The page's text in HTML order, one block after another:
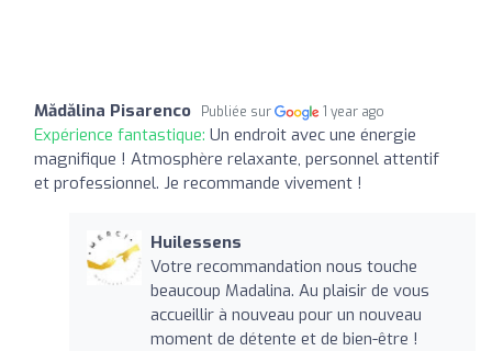
Mădălina Pisarenco Publiée sur 1 year ago
Expérience fantastique: Un endroit avec une énergie
magnifique ! Atmosphère relaxante, personnel attentif
et professionnel. Je recommande vivement !
Huilessens
Votre recommandation nous touche
beaucoup Madalina. Au plaisir de vous
accueillir à nouveau pour un nouveau
moment de détente et de bien-être !